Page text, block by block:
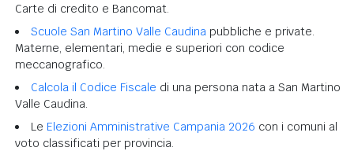
Carte di credito e Bancomat.
Scuole San Martino Valle Caudina pubbliche e private.
Materne, elementari, medie e superiori con codice
meccanografico.
Calcola il Codice Fiscale di una persona nata a San Martino
Valle Caudina.
Le Elezioni Amministrative Campania 2026 con i comuni al
voto classificati per provincia.